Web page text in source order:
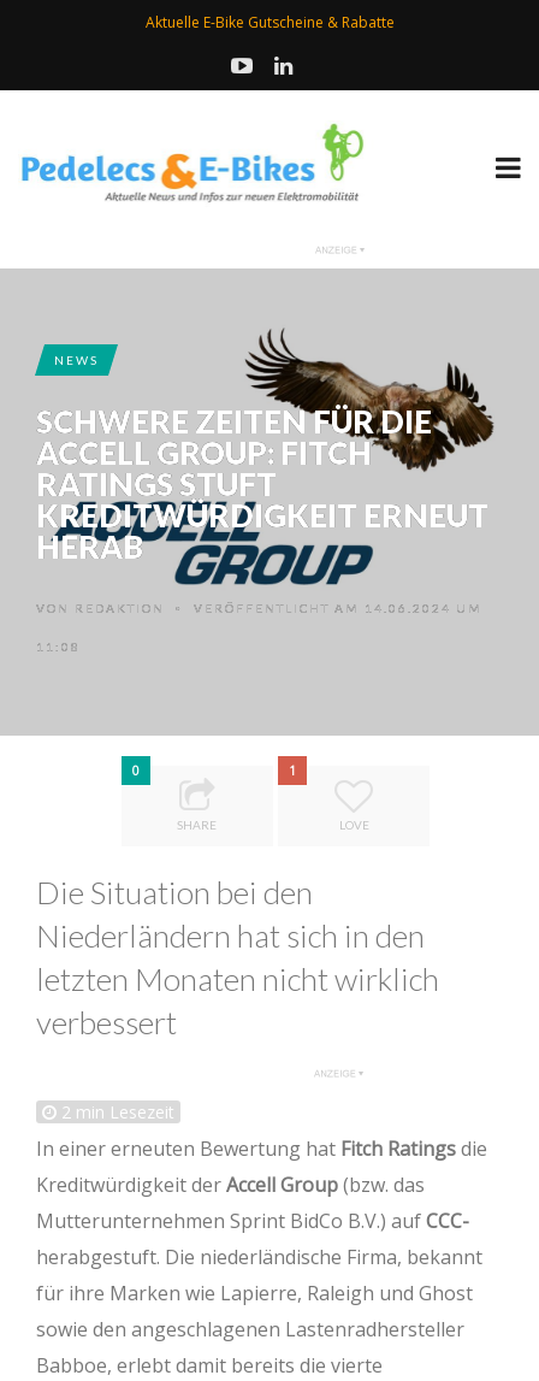
Aktuelle E-Bike Gutscheine & Rabatte
NEWS
SCHWERE ZEITEN FÜR DIE
ACCELL GROUP: FITCH
RATINGS STUFT
KREDITWÜRDIGKEIT ERNEUT
HERAB
VON REDAKTION • VERÖFFENTLICHT AM 14.06.2024 UM
11:08
0
SHARE
1
LOVE
Die Situation bei den
Niederländern hat sich in den
letzten Monaten nicht wirklich
verbessert
2 min Lesezeit
In einer erneuten Bewertung hat Fitch Ratingsdie
Kreditwürdigkeit derAccell Group(bzw. das
Mutterunternehmen Sprint BidCo B.V.) aufCCC-
herabgestuft. Die niederländische Firma, bekannt
für ihre Marken wie Lapierre, Raleigh und Ghost
sowie den angeschlagenen Lastenradhersteller
Babboe, erlebt damit bereits die vierte